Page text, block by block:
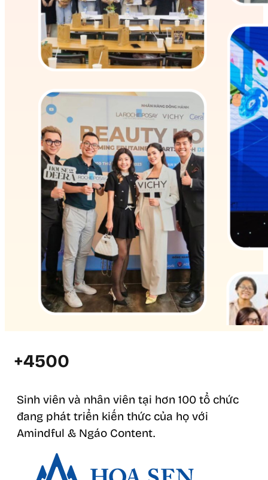
+4500
Sinh viên và nhân viên tại hơn 100 tổ chức
đang phát triển kiến thức của họ với
Amindful & Ngáo Content.